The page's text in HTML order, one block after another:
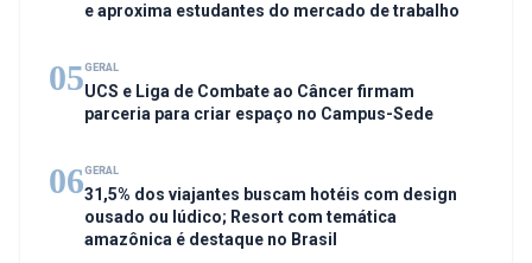
e aproxima estudantes do mercado de trabalho
05GERAL
UCS e Liga de Combate ao Câncer firmam
parceria para criar espaço no Campus-Sede
06GERAL
31,5% dos viajantes buscam hotéis com design
ousado ou lúdico; Resort com temática
amazônica é destaque no Brasil